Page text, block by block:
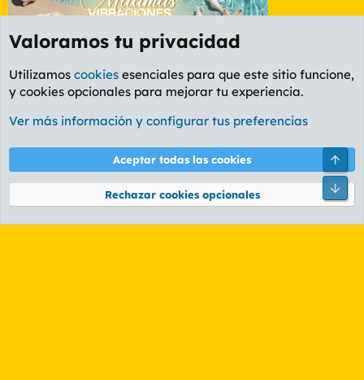
Etiquetas
Cookies
PL OLDSTYLE AMARILLO
Términos y reglas Política de privacidad Ayuda
Community platform by XenForo® © 2010-2026 XenForo Ltd.
Valoramos tu privacidad
Utilizamos cookies esenciales para que este sitio funcione,
y cookies opcionales para mejorar tu experiencia.
Ver más información y configurar tus preferencias
Aceptar todas las cookies
Rechazar cookies opcionales
Pie